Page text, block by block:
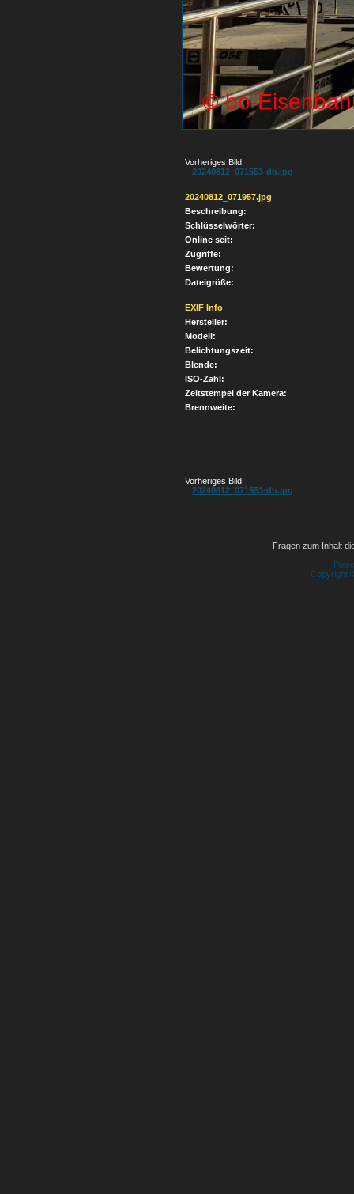
Vorheriges Bild:
20240812_071553-db.jpg
20240812_071957.jpg
Beschreibung:
Schlüsselwörter:
Online seit:
Zugriffe:
Bewertung:
Dateigröße:
EXIF Info
Hersteller:
Modell:
Belichtungszeit:
Blende:
ISO-Zahl:
Zeitstempel der Kamera:
Brennweite:
Vorheriges Bild:
20240812_071553-db.jpg
Fragen zum Inhalt
Copyright